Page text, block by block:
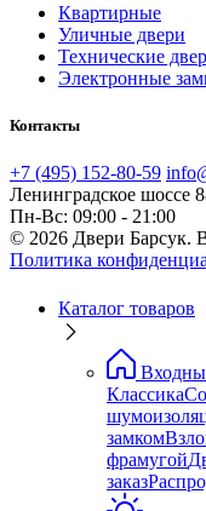
Квартирные
Уличные двери
Технические
Электронные
Контакты
+7 (495) 152-80-59
Ленинградское шоссе
Пн-Вс: 09:00 - 21:00
© 2026 Двери Барсук.
Политика
Каталог товаров
Классика
замком
фрамугой
заказ